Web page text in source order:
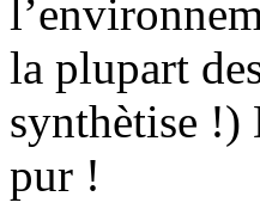
la plupart
synthètise !)
pur !